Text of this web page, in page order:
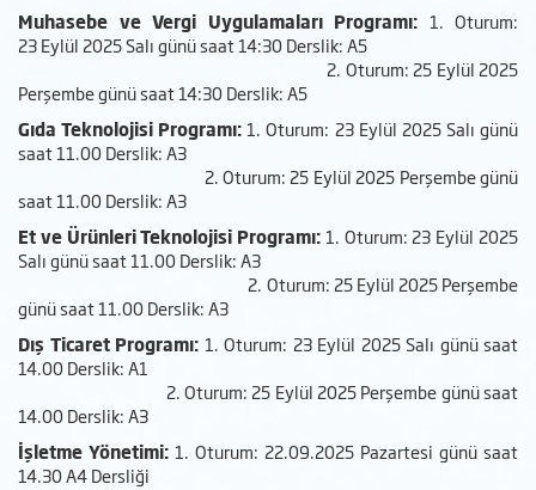
Muhasebe ve Vergi Uygulamaları Programı: 1. Oturum:
23 Eylül 2025 Salı günü saat 14:30 Derslik: A5
2. Oturum: 25 Eylül 2025
Perşembe günü saat 14:30 Derslik: A5
Gıda Teknolojisi Programı:1. Oturum: 23 Eylül 2025 Salı günü
saat 11.00 Derslik: A3
2. Oturum: 25 Eylül 2025 Perşembe günü
saat 11.00 Derslik: A3
Et ve Ürünleri Teknolojisi Programı:1. Oturum: 23 Eylül 2025
Salı günü saat 11.00 Derslik: A3
2. Oturum: 25 Eylül 2025 Perşembe
günü saat 11.00 Derslik: A3
Dış Ticaret Programı: 1. Oturum: 23 Eylül 2025 Salı günü saat
14.00 Derslik: A1
2. Oturum: 25 Eylül 2025 Perşembe günü saat
14.00 Derslik: A3
İşletme Yönetimi: 1. Oturum: 22.09.2025 Pazartesi günü saat
14.30 A4 Dersliği